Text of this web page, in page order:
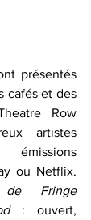
présentés
cafés et des
Row
artistes
ou Netflix.
Fringe
: ouvert,